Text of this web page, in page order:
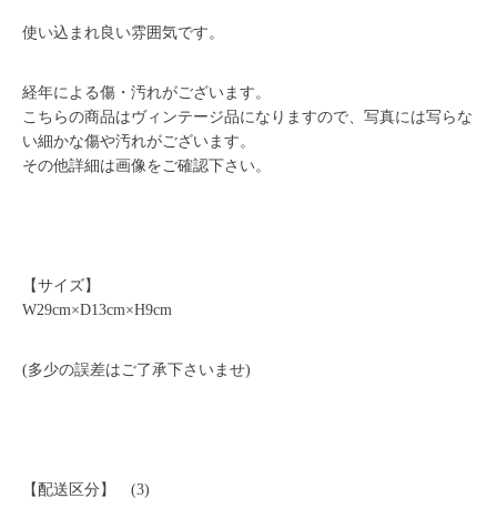
使い込まれ良い雰囲気です。
経年による傷・汚れがございます。
こちらの商品はヴィンテージ品になりますので、写真には写らな
い細かな傷や汚れがございます。
その他詳細は画像をご確認下さい。
【サイズ】
W29cm×D13cm×H9cm
(多少の誤差はご了承下さいませ)
【配送区分】 (3)